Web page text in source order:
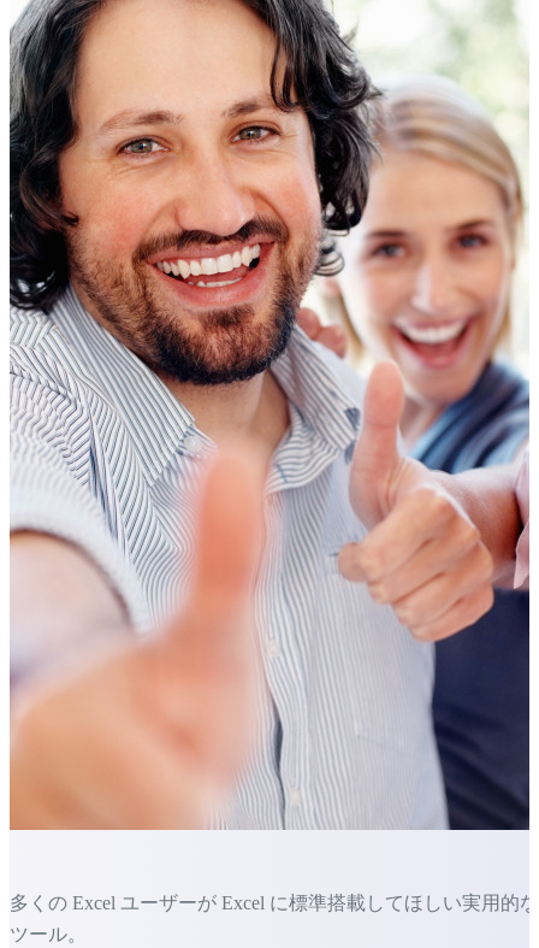
多くの Excel ユーザーが Excel に標準搭載してほしい実用的な
ツール。